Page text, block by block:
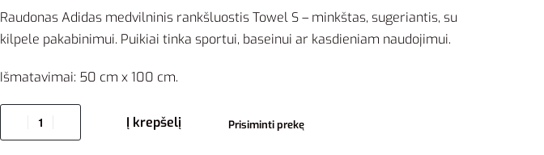
Raudonas Adidas medvilninis rankšluostis Towel S – minkštas, sugeriantis, su
kilpele pakabinimui. Puikiai tinka sportui, baseinui ar kasdieniam naudojimui.
Išmatavimai: 50 cm x 100 cm.
Į krepšelį Prisiminti prekę